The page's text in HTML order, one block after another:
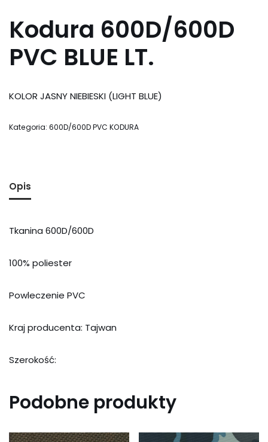
Kodura 600D/600D
PVC BLUE LT.
KOLOR JASNY NIEBIESKI (LIGHT BLUE)
Kategoria: 600D/600D PVC KODURA
Opis
Tkanina 600D/600D
100% poliester
Powleczenie PVC
Kraj producenta: Tajwan
Szerokość:
Podobne produkty